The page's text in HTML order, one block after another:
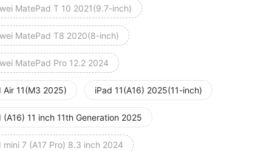
MatePad T 10 2021(9.7-inch)
MatePad T8 2020(8-inch)
MatePad Pro 12.2 2024
Air 11(M3 2025) iPad 11(A16) 2025(11-inch)
(A16) 11 inch 11th Generation 2025
mini 7 (A17 Pro) 8.3 inch 2024